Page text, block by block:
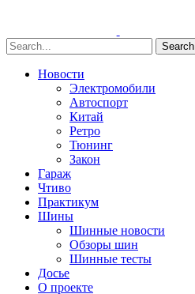
Search
Новости
Электромобили
Автоспорт
Китай
Ретро
Тюнинг
Закон
Гараж
Чтиво
Практикум
Шины
Шинные новости
Обзоры шин
Шинные тесты
Досье
О проекте